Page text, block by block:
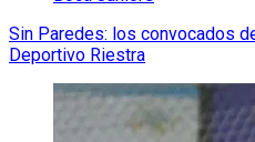
Sin Paredes: los convocados
Deportivo Riestra